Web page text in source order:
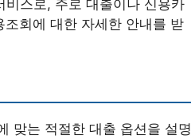
스로, 주로 대출이나 신용카
회에 대한 자세한 안내를 받
맞는 적절한 대출 옵션을 설명